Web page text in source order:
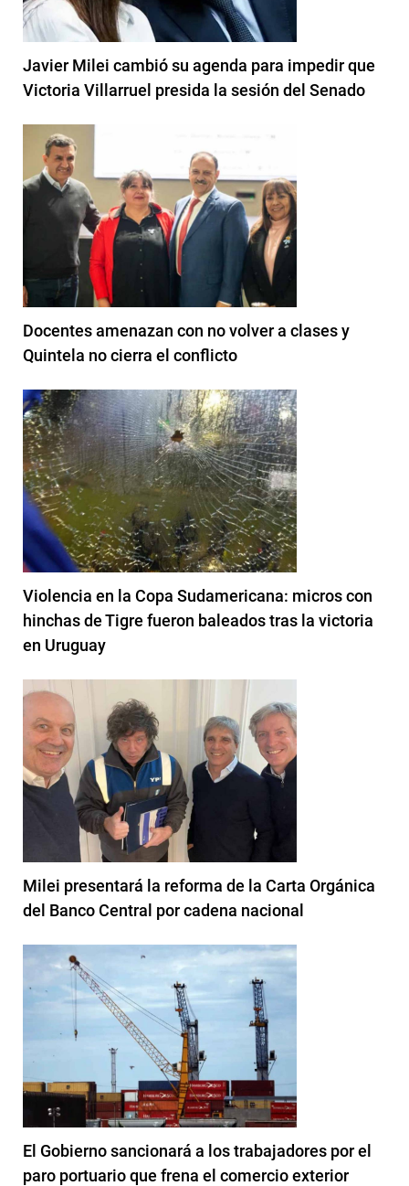
Javier Milei cambió su agenda para impedir que
Victoria Villarruel presida la sesión del Senado
Docentes amenazan con no volver a clases y
Quintela no cierra el conflicto
Violencia en la Copa Sudamericana: micros con
hinchas de Tigre fueron baleados tras la victoria
en Uruguay
Milei presentará la reforma de la Carta Orgánica
del Banco Central por cadena nacional
El Gobierno sancionará a los trabajadores por el
paro portuario que frena el comercio exterior